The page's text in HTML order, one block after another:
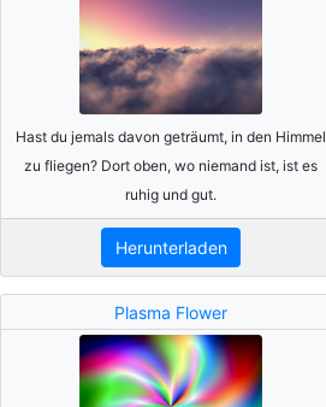
Hast du jemals davon geträumt, in den Himmel
zu fliegen? Dort oben, wo niemand ist, ist es
ruhig und gut.
Herunterladen
Plasma Flower